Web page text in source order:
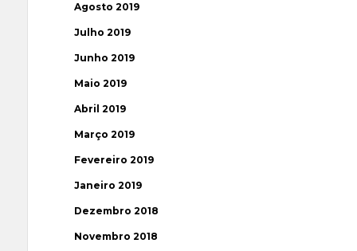
Agosto 2019
Julho 2019
Junho 2019
Maio 2019
Abril 2019
Março 2019
Fevereiro 2019
Janeiro 2019
Dezembro 2018
Novembro 2018